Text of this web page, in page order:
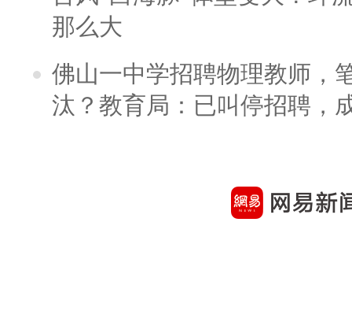
那么大
佛山一中学招聘物理教师，
汰？教育局：已叫停招聘，